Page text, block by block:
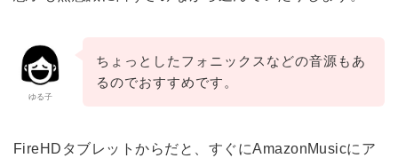
ゆる子
ちょっとしたフォニックスなどの音源もあ
るのでおすすめです。
FireHDタブレットからだと、すぐにAmazonMusicにア